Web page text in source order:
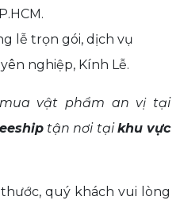
lễ trọn gói, dịch vụ
nghiệp, Kính Lễ.
vật phẩm an vị tại
tận nơi tạikhu vực
quý khách vui lòng